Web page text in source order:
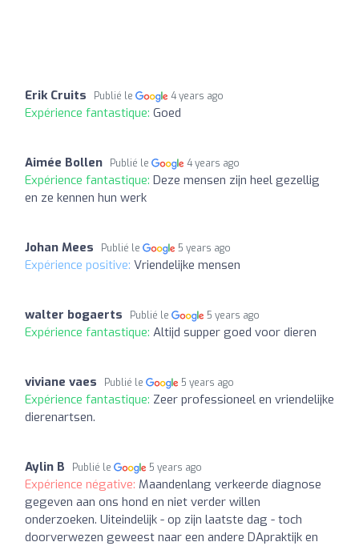
Erik Cruits Publié le 4 years ago
Expérience fantastique: Goed
Aimée Bollen Publié le 4 years ago
Expérience fantastique: Deze mensen zijn heel gezellig
en ze kennen hun werk
Johan Mees Publié le 5 years ago
Expérience positive: Vriendelijke mensen
walter bogaerts Publié le 5 years ago
Expérience fantastique: Altijd supper goed voor dieren
viviane vaes Publié le 5 years ago
Expérience fantastique: Zeer professioneel en vriendelijke
dierenartsen.
Aylin B Publié le 5 years ago
Expérience négative: Maandenlang verkeerde diagnose
gegeven aan ons hond en niet verder willen
onderzoeken. Uiteindelijk - op zijn laatste dag - toch
doorverwezen geweest naar een andere DApraktijk en